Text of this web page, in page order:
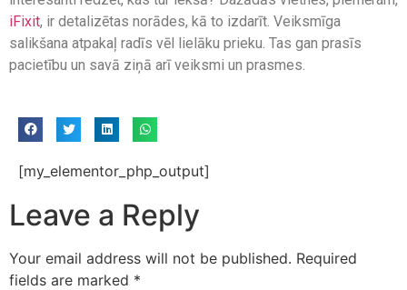
iFixit, ir detalizētas norādes, kā to izdarīt. Veiksmīga
salikšana atpakaļ radīs vēl lielāku prieku. Tas gan prasīs
pacietību un savā ziņā arī veiksmi un prasmes.
[my_elementor_php_output]
Leave a Reply
Your email address will not be published. Required
fields are marked *